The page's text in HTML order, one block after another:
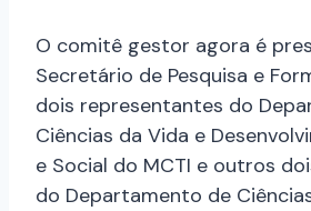
O comitê gestor agora é
Secretário de Pesquisa e
dois representantes do
Ciências da Vida e
e Social do MCTI e outros
do Departamento de